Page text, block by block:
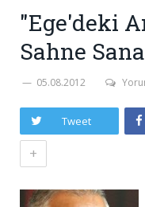
"Ege'deki
Sahne
05.08.2012
Tweet
+